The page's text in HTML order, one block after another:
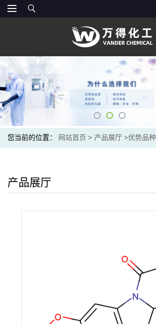
您当前的位置： 网站首页 > 产品展厅 >优势品种
产品展厅